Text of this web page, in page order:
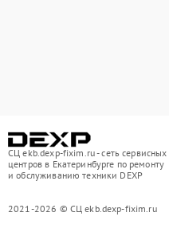
СЦ ekb.dexp-fixim.ru - сеть сервисных
центров в Екатеринбурге по ремонту
и обслуживанию техники DEXP
2021-2026 © СЦ ekb.dexp-fixim.ru